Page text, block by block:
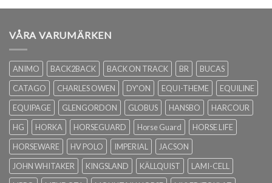
VÅRA VARUMÄRKEN
ANIMO BACK2BACK BACK ON TRACK BR
BUCAS
CATAGO
CHARLES OWEN DY'ON EQUI-THEME
EQUILINE
EQUIPAGE
GLENGORDON GLOBUS HANSBO
HARCOUR
HG
HORKA HORSEGUARD Horse Guard
HORSE LIFE
HORSEWARE
HV POLO IMPERIAL
JACSON
JOHN WHITAKER
KINGSLAND KÄLLQUIST
LAMI-CELL